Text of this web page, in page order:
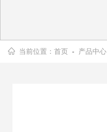
当前位置：首页 - 产品中心